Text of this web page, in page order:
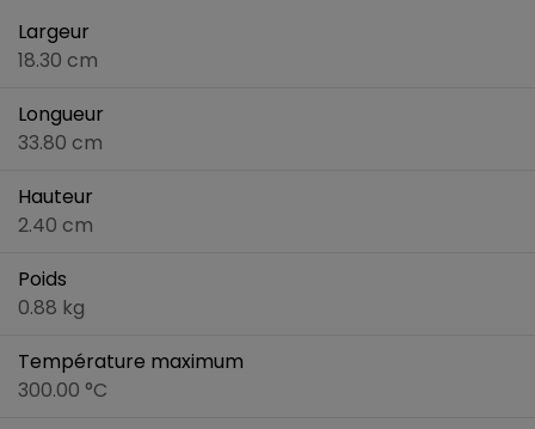
Largeur
18.30 cm
Longueur
33.80 cm
Hauteur
2.40 cm
Poids
0.88 kg
Température maximum
300.00 °C